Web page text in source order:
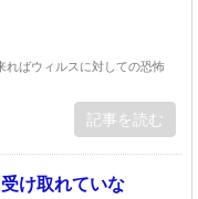
ればウィルスに対しての恐怖
記事を読む
け取れていな